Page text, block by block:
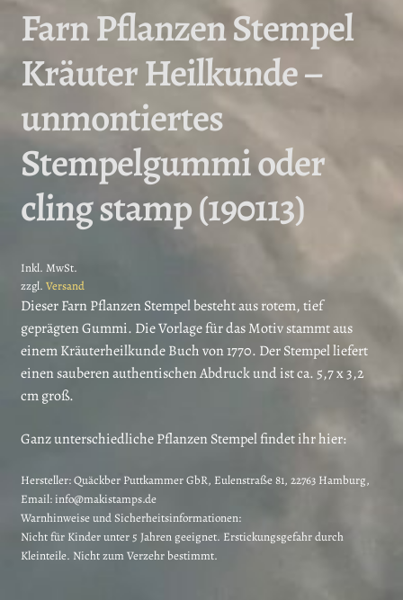
Farn Pflanzen Stempel
Kräuter Heilkunde –
unmontiertes
Stempelgummi oder
cling stamp (190113)
Inkl. MwSt.
zzgl. Versand
Dieser Farn Pflanzen Stempel besteht aus rotem, tief
geprägten Gummi. Die Vorlage für das Motiv stammt aus
einem Kräuterheilkunde Buch von 1770. Der Stempel liefert
einen sauberen authentischen Abdruck und ist ca. 5,7 x 3,2
cm groß.
Ganz unterschiedliche Pflanzen Stempel findet ihr hier:
Hersteller:Quäckber Puttkammer GbR, Eulenstraße 81, 22763 Hamburg,
Email: info@makistamps.de
Warnhinweise und Sicherheitsinformationen:
Nicht für Kinder unter 5 Jahren geeignet. Erstickungsgefahr durch
Kleinteile. Nicht zum Verzehr bestimmt.